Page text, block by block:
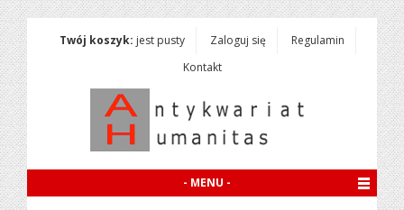
Twój koszyk: jest pusty Zaloguj się
Regulamin
Kontakt
- MENU -